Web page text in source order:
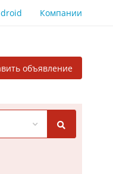
Компании
объявление